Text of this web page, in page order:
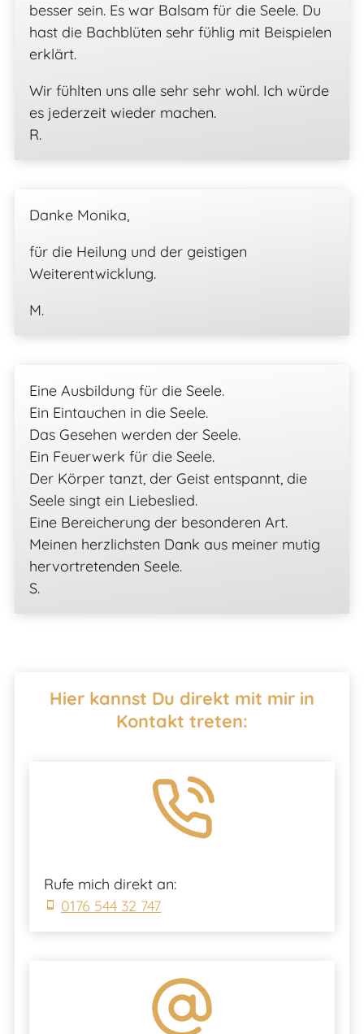
besser sein. Es war Balsam für die Seele. Du
hast die Bachblüten sehr fühlig mit Beispielen
erklärt.
Wir fühlten uns alle sehr sehr wohl. Ich würde
es jederzeit wieder machen.
R.
Danke Monika,
für die Heilung und der geistigen
Weiterentwicklung.
M.
Eine Ausbildung für die Seele.
Ein Eintauchen in die Seele.
Das Gesehen werden der Seele.
Ein Feuerwerk für die Seele.
Der Körper tanzt, der Geist entspannt, die
Seele singt ein Liebeslied.
Eine Bereicherung der besonderen Art.
Meinen herzlichsten Dank aus meiner mutig
hervortretenden Seele.
S.
Hier kannst Du direkt mit mir in
Kontakt treten:
Rufe mich direkt an:
0176 544 32 747